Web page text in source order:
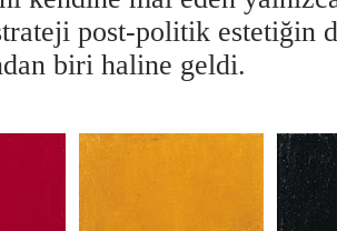
post-politik estetiğin
biri haline geldi.